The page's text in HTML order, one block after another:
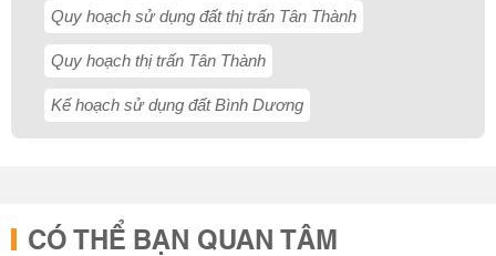
Quy hoạch sử dụng đất thị trấn Tân Thành
Quy hoạch thị trấn Tân Thành
Kế hoạch sử dụng đất Bình Dương
CÓ THỂ BẠN QUAN TÂM